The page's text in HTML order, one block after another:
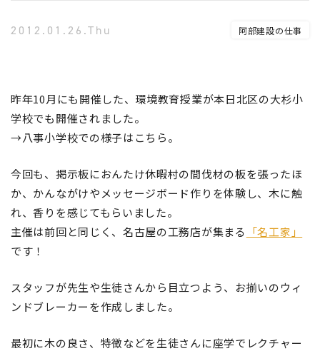
2012.01.26.Thu 阿部建設の仕事
昨年10月にも開催した、環境教育授業が本日北区の大杉小
学校でも開催されました。
→八事小学校での様子はこちら。
今回も、掲示板におんたけ休暇村の間伐材の板を張ったほ
か、かんながけやメッセージボード作りを体験し、木に触
れ、香りを感じてもらいました。
主催は前回と同じく、名古屋の工務店が集まる 「名工家」
です！
スタッフが先生や生徒さんから目立つよう、お揃いのウィ
ンドブレーカーを作成しました。
最初に木の良さ、特徴などを生徒さんに座学でレクチャー